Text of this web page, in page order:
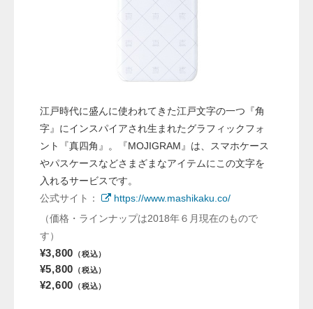
江戸時代に盛んに使われてきた江戸文字の一つ『角
字』にインスパイアされ生まれたグラフィックフォ
ント『真四角』。『MOJIGRAM』は、スマホケース
やパスケースなどさまざまなアイテムにこの文字を
入れるサービスです。
公式サイト：
https://www.mashikaku.co/
（価格・ラインナップは2018年６月現在のもので
す）
¥3,800 （税込）
¥5,800 （税込）
¥2,600 （税込）